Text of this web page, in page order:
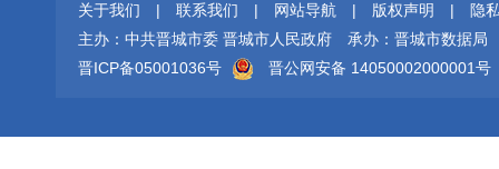
关于我们 | 联系我们 | 网站导航 | 版权声明 |
隐
主办：中共晋城市委 晋城市人民政府
承办：晋城市数据局
晋ICP备05001036号
晋公网安备 14050002000001号